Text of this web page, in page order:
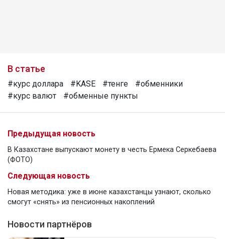
В статье
#курс доллара #KASE #тенге
#обменники
#курс валют
#обменные пункты
Предыдущая новость
В Казахстане выпускают монету в честь Ермека Серкебаева
(ФОТО)
Следующая новость
Новая методика: уже в июне казахстанцы узнают, сколько
смогут «снять» из пенсионных накоплений